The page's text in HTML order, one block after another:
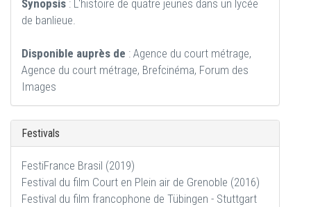
Synopsis : L'histoire de quatre jeunes dans un lycée
de banlieue.
Disponible auprès de : Agence du court métrage,
Agence du court métrage, Brefcinéma, Forum des
Images
Festivals
FestiFrance Brasil (2019)
Festival du film Court en Plein air de Grenoble (2016)
Festival du film francophone de Tübingen - Stuttgart